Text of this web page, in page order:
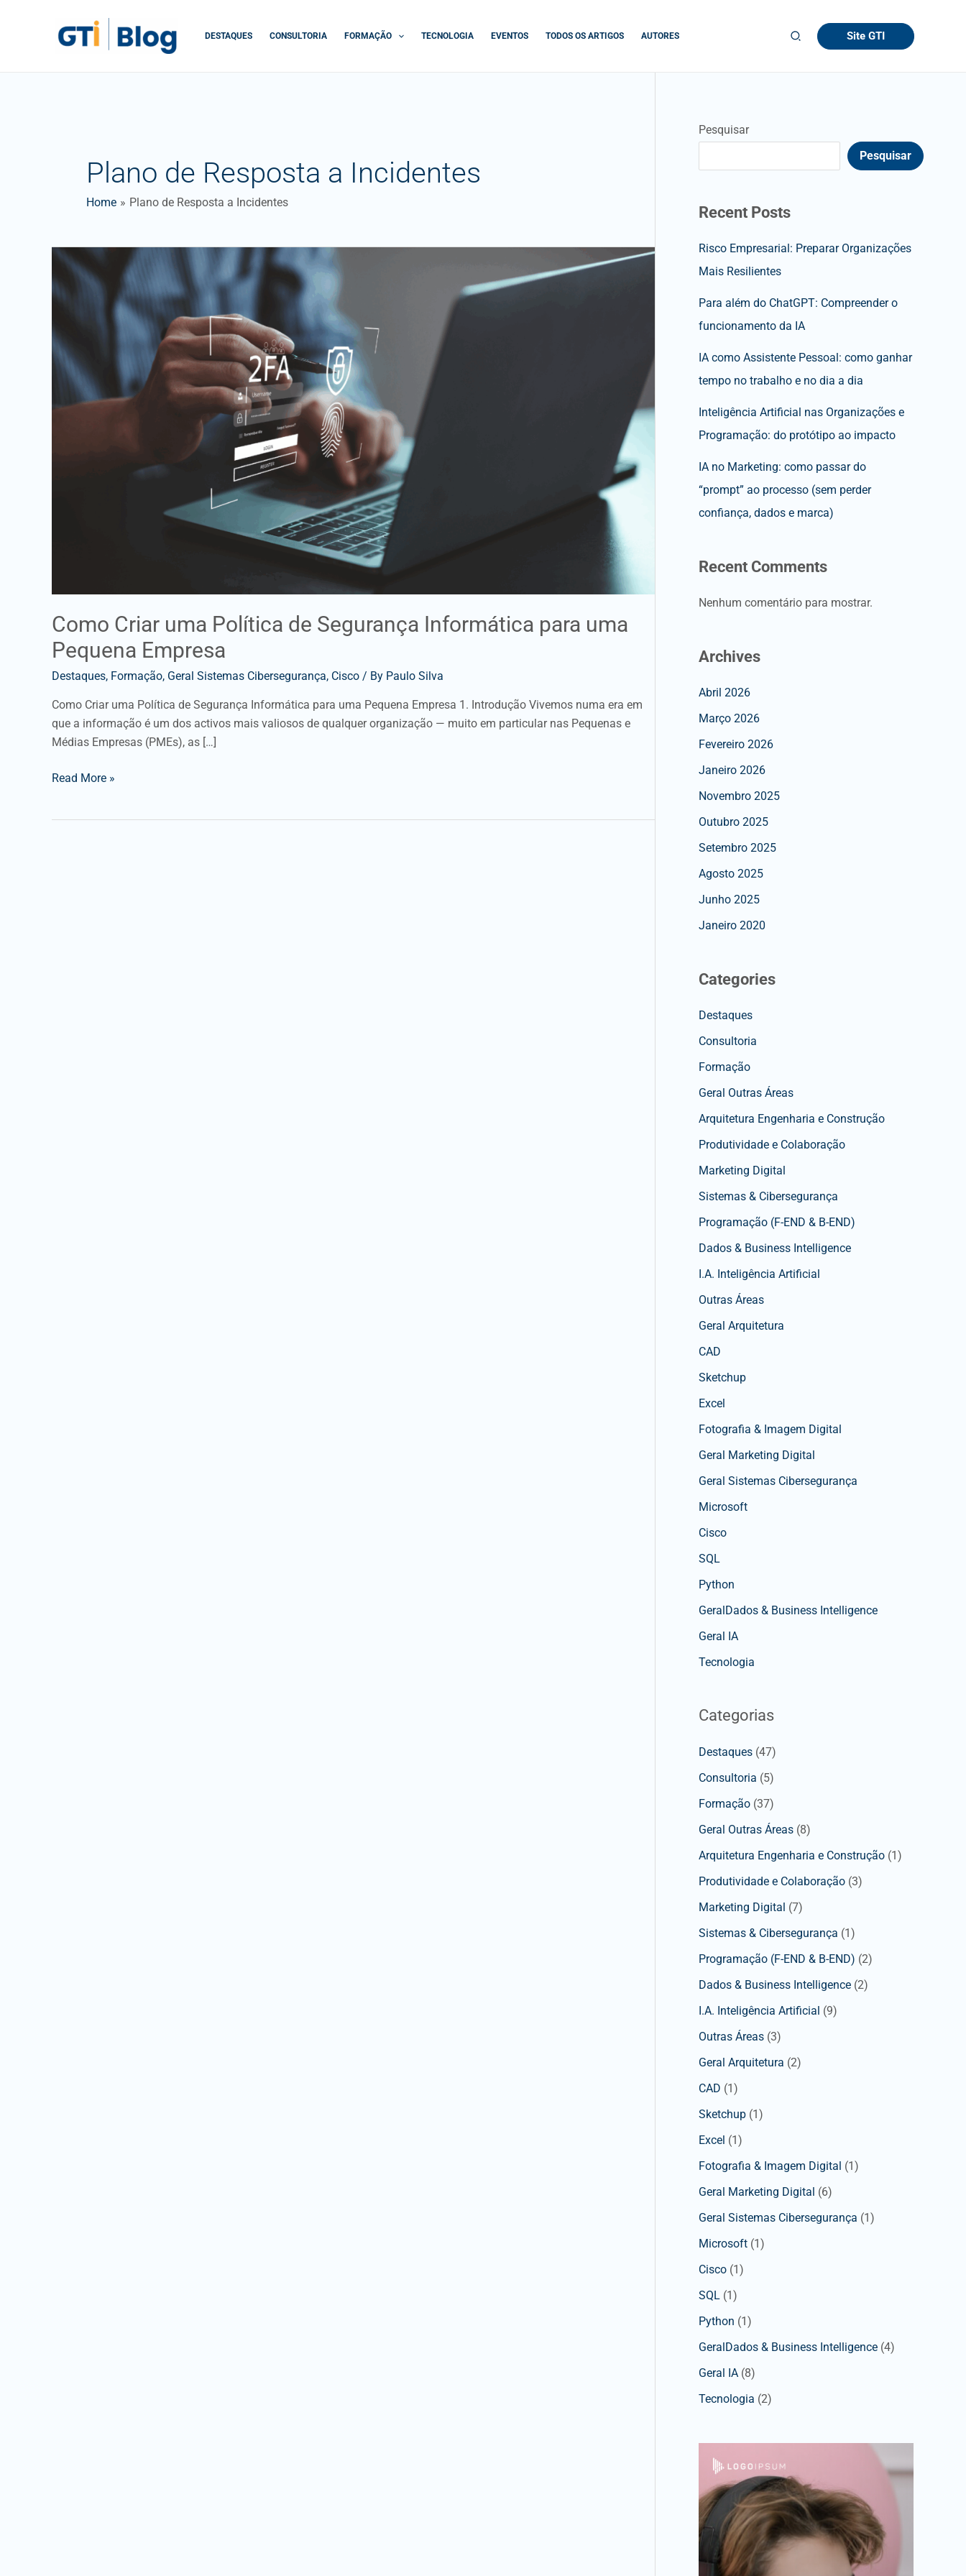
DESTAQUES CONSULTORIA FORMAÇÃO TECNOLOGIA EVENTOS TODOS OS ARTIGOS AUTORES Site GTI
Plano de Resposta a Incidentes
Home Plano de Resposta a Incidentes
Como Criar uma Política de Segurança Informática para uma
Pequena Empresa
Destaques, Formação, Geral Sistemas Cibersegurança, Cisco / By Paulo Silva
Como Criar uma Política de Segurança Informática para uma Pequena Empresa 1. Introdução Vivemos numa era em
que a informação é um dos activos mais valiosos de qualquer organização — muito em particular nas Pequenas e
Médias Empresas (PMEs), as […]
Como
Criar
uma
de
Segurança
Informática
para
uma
Read More »
Pesquisar
Pesquisar
Recent Posts
Risco Empresarial: Preparar Organizações
Mais Resilientes
Para além do ChatGPT: Compreender o
funcionamento da IA
IA como Assistente Pessoal: como ganhar
tempo no trabalho e no dia a dia
Inteligência Artificial nas Organizações e
Programação: do protótipo ao impacto
IA no Marketing: como passar do
“prompt” ao processo (sem perder
confiança, dados e marca)
Recent Comments
Nenhum comentário para mostrar.
Archives
Abril 2026
Março 2026
Fevereiro 2026
Janeiro 2026
Novembro 2025
Outubro 2025
Setembro 2025
Agosto 2025
Junho 2025
Janeiro 2020
Categories
Destaques
Consultoria
Formação
Geral Outras Áreas
Arquitetura Engenharia e Construção
Produtividade e Colaboração
Marketing Digital
Sistemas & Cibersegurança
Programação (F-END & B-END)
Dados & Business Intelligence
I.A. Inteligência Artificial
Outras Áreas
Geral Arquitetura
CAD
Sketchup
Excel
Fotografia & Imagem Digital
Geral Marketing Digital
Geral Sistemas Cibersegurança
Microsoft
Cisco
SQL
Python
GeralDados & Business Intelligence
Geral IA
Tecnologia
Categorias
Destaques (47)
Consultoria (5)
Formação (37)
Geral Outras Áreas (8)
Arquitetura Engenharia e Construção (1)
Produtividade e Colaboração (3)
Marketing Digital (7)
Sistemas & Cibersegurança (1)
Programação (F-END & B-END) (2)
Dados & Business Intelligence (2)
I.A. Inteligência Artificial (9)
Outras Áreas (3)
Geral Arquitetura (2)
CAD (1)
Sketchup (1)
Excel (1)
Fotografia & Imagem Digital (1)
Geral Marketing Digital (6)
Geral Sistemas Cibersegurança (1)
Microsoft (1)
Cisco (1)
SQL (1)
Python (1)
GeralDados & Business Intelligence (4)
Geral IA (8)
Tecnologia (2)